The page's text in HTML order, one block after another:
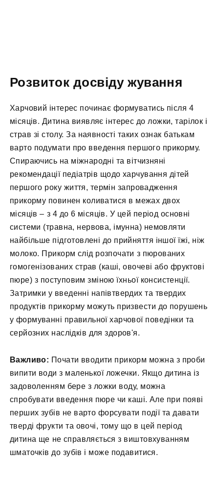
Розвиток досвіду жування
Харчовий інтерес починає формуватись після 4
місяців. Дитина виявляє інтерес до ложки, тарілок і
страв зі столу. За наявності таких ознак батькам
варто подумати про введення першого прикорму.
Спираючись на міжнародні та вітчизняні
рекомендації педіатрів щодо харчування дітей
першого року життя, термін запровадження
прикорму повинен коливатися в межах двох
місяців – з 4 до 6 місяців. У цей період основні
системи (травна, нервова, імунна) немовляти
найбільше підготовлені до прийняття іншої їжі, ніж
молоко. Прикорм слід розпочати з пюрованих
гомогенізованих страв (каші, овочеві або фруктові
пюре) з поступовим зміною їхньої консистенції.
Затримки у введенні напівтвердих та твердих
продуктів прикорму можуть призвести до порушень
у формуванні правильної харчової поведінки та
серйозних наслідків для здоров'я.
Важливо: Почати вводити прикорм можна з проби
випити води з маленької ложечки. Якщо дитина із
задоволенням бере з ложки воду, можна
спробувати введення пюре чи каші. Але при появі
перших зубів не варто форсувати події та давати
тверді фрукти та овочі, тому що в цей період
дитина ще не справляється з виштовхуванням
шматочків до зубів і може подавитися.